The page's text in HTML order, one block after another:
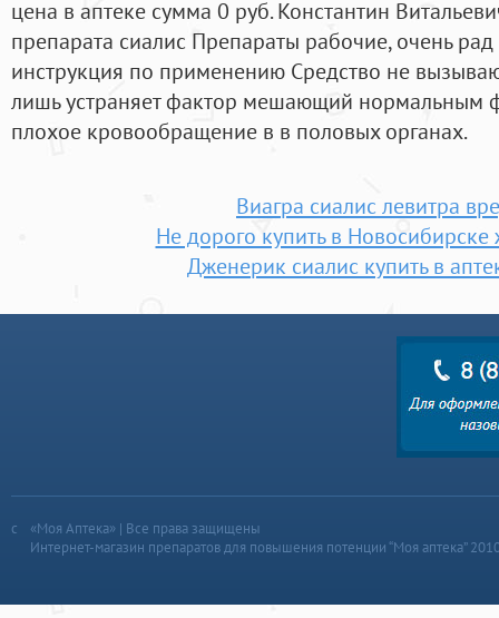
цена в аптеке сумма 0 руб. Константин
препарата сиалис Препараты рабочие, очень
инструкция по применению Средство не
лишь устраняет фактор мешающий нормальным
плохое кровообращение в в половых органах.
Виагра сиалис левитра
Не дорого купить в Новосибирске
Дженерик сиалис купить в
«Моя Аптека» | Все права защищены
Интернет-магазин препаратов для повышения потенции “Моя аптека”